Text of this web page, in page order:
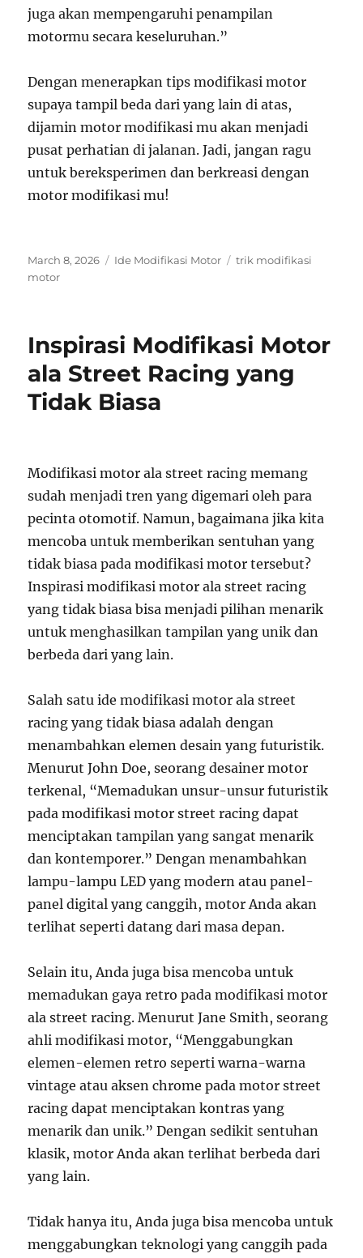
juga akan mempengaruhi penampilan
motormu secara keseluruhan.”
Dengan menerapkan tips modifikasi motor
supaya tampil beda dari yang lain di atas,
dijamin motor modifikasi mu akan menjadi
pusat perhatian di jalanan. Jadi, jangan ragu
untuk bereksperimen dan berkreasi dengan
motor modifikasi mu!
Posted
on
March 8, 2026 Categories
Ide Modifikasi Motor Tags
trik modifikasi
motor
Inspirasi Modifikasi Motor
ala Street Racing yang
Tidak Biasa
Modifikasi motor ala street racing memang
sudah menjadi tren yang digemari oleh para
pecinta otomotif. Namun, bagaimana jika kita
mencoba untuk memberikan sentuhan yang
tidak biasa pada modifikasi motor tersebut?
Inspirasi modifikasi motor ala street racing
yang tidak biasa bisa menjadi pilihan menarik
untuk menghasilkan tampilan yang unik dan
berbeda dari yang lain.
Salah satu ide modifikasi motor ala street
racing yang tidak biasa adalah dengan
menambahkan elemen desain yang futuristik.
Menurut John Doe, seorang desainer motor
terkenal, “Memadukan unsur-unsur futuristik
pada modifikasi motor street racing dapat
menciptakan tampilan yang sangat menarik
dan kontemporer.” Dengan menambahkan
lampu-lampu LED yang modern atau panel-
panel digital yang canggih, motor Anda akan
terlihat seperti datang dari masa depan.
Selain itu, Anda juga bisa mencoba untuk
memadukan gaya retro pada modifikasi motor
ala street racing. Menurut Jane Smith, seorang
ahli modifikasi motor, “Menggabungkan
elemen-elemen retro seperti warna-warna
vintage atau aksen chrome pada motor street
racing dapat menciptakan kontras yang
menarik dan unik.” Dengan sedikit sentuhan
klasik, motor Anda akan terlihat berbeda dari
yang lain.
Tidak hanya itu, Anda juga bisa mencoba untuk
menggabungkan teknologi yang canggih pada